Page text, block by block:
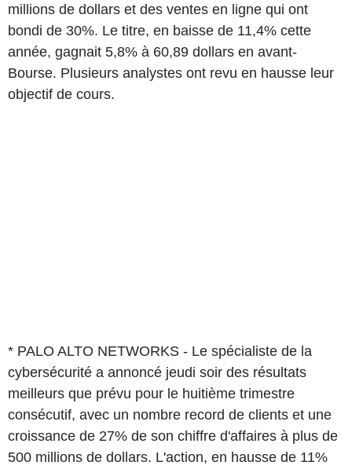
millions de dollars et des ventes en ligne qui ont
bondi de 30%. Le titre, en baisse de 11,4% cette
année, gagnait 5,8% à 60,89 dollars en avant-
Bourse. Plusieurs analystes ont revu en hausse leur
objectif de cours.
* PALO ALTO NETWORKS - Le spécialiste de la
cybersécurité a annoncé jeudi soir des résultats
meilleurs que prévu pour le huitième trimestre
consécutif, avec un nombre record de clients et une
croissance de 27% de son chiffre d'affaires à plus de
500 millions de dollars. L'action, en hausse de 11%